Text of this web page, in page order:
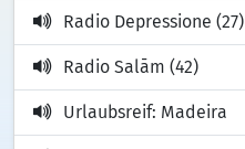
Radio Depressione (27)
Radio Salām (42)
Urlaubsreif: Madeira